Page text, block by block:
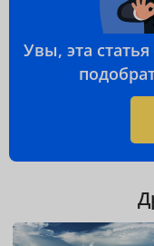
Увы, эта